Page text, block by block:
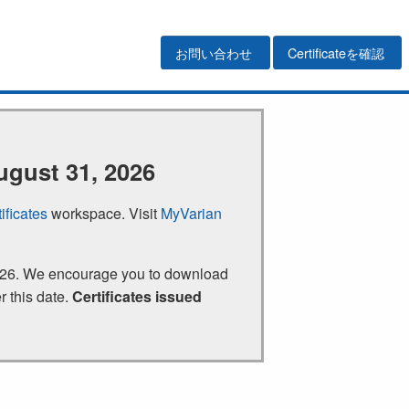
お問い合わせ Certificateを確認
31, 2026
workspace. Visit MyVarian
We encourage you to download
this date.Certificates issued